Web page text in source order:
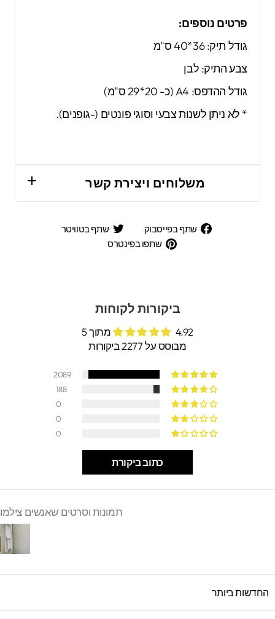
פרטים נוספים:
גודל תיק: 36*40 ס"מ
צבע התיק: לבן
גודל ההדפס: A4 (כ- 20*29 ס"מ)
* לא ניתן לשנות צבעי וסוגי פונטים (-גופנים).
משלוחים ויצירת קשר
שתף בפייסבוק
שתף
בפייסבוק
שתף בטוויטר
שתפו בפינטרס
ביקורות לקוחות
4.92 מתוך 5
מבוסס על 2277 ביקורות
2089
188
0
0
0
כתוב ביקורת
תמונות וסרטים שאנשים צילמו
SORT